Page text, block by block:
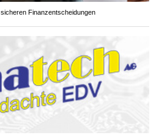
Finanzentscheidungen